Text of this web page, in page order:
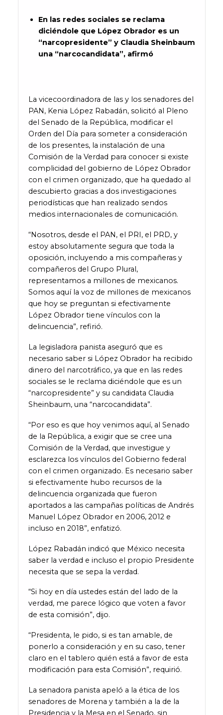
En las redes sociales se reclama
diciéndole que López Obrador es un
“narcopresidente” y Claudia Sheinbaum
una “narcocandidata”, afirmó
La vicecoordinadora de las y los senadores del
PAN, Kenia López Rabadán, solicitó al Pleno
del Senado de la República, modificar el
Orden del Día para someter a consideración
de los presentes, la instalación de una
Comisión de la Verdad para conocer si existe
complicidad del gobierno de López Obrador
con el crimen organizado, que ha quedado al
descubierto gracias a dos investigaciones
periodísticas que han realizado sendos
medios internacionales de comunicación.
“Nosotros, desde el PAN, el PRI, el PRD, y
estoy absolutamente segura que toda la
oposición, incluyendo a mis compañeras y
compañeros del Grupo Plural,
representamos a millones de mexicanos.
Somos aquí la voz de millones de mexicanos
que hoy se preguntan si efectivamente
López Obrador tiene vínculos con la
delincuencia”, refirió.
La legisladora panista aseguró que es
necesario saber si López Obrador ha recibido
dinero del narcotráfico, ya que en las redes
sociales se le reclama diciéndole que es un
“narcopresidente” y su candidata Claudia
Sheinbaum, una “narcocandidata”.
“Por eso es que hoy venimos aquí, al Senado
de la República, a exigir que se cree una
Comisión de la Verdad, que investigue y
esclarezca los vínculos del Gobierno federal
con el crimen organizado. Es necesario saber
si efectivamente hubo recursos de la
delincuencia organizada que fueron
aportados a las campañas políticas de Andrés
Manuel López Obrador en 2006, 2012 e
incluso en 2018”, enfatizó.
López Rabadán indicó que México necesita
saber la verdad e incluso el propio Presidente
necesita que se sepa la verdad.
“Si hoy en día ustedes están del lado de la
verdad, me parece lógico que voten a favor
de esta comisión”, dijo.
“Presidenta, le pido, si es tan amable, de
ponerlo a consideración y en su caso, tener
claro en el tablero quién está a favor de esta
modificación para esta Comisión”, requirió.
La senadora panista apeló a la ética de los
senadores de Morena y también a la de la
Presidencia y la Mesa en el Senado, sin